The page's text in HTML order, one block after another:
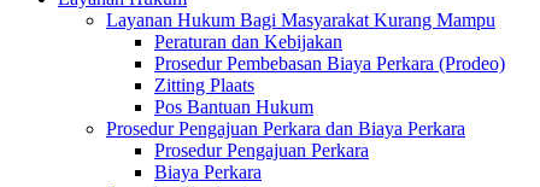
Layanan Hukum Bagi Masyarakat Kurang Mampu
Peraturan dan Kebijakan
Prosedur Pembebasan Biaya Perkara (Prodeo)
Zitting Plaats
Pos Bantuan Hukum
Prosedur Pengajuan Perkara dan Biaya Perkara
Prosedur Pengajuan Perkara
Biaya Perkara